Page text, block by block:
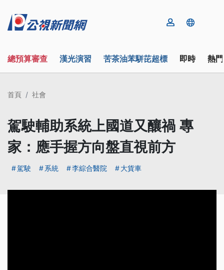
總預算審查 漢光演習 苦茶油苯駢芘超標 即時 熱
首頁 社會
駕駛輔助系統上國道又釀禍 專
家：應手握方向盤直視前方
駕駛 系統 李綜合醫院 大貨車